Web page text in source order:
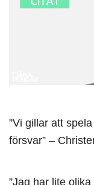
”Vi gillar att
försvar” –
”Jag har lite